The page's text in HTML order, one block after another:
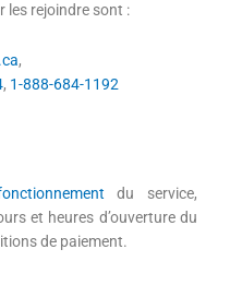
les rejoindre sont :
,
, 1-888-684-1192
du service,
et heures d’ouverture du
de paiement.